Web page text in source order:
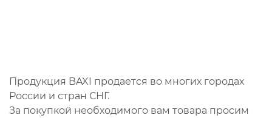
Продукция BAXI продается во многих городах
России и стран СНГ.
За покупкой необходимого вам товара просим